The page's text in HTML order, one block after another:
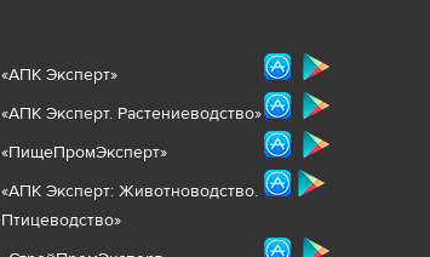
«АПК Эксперт»
«АПК Эксперт. Растениеводство»
«ПищеПромЭксперт»
«АПК Эксперт: Животноводство.
Птицеводство»